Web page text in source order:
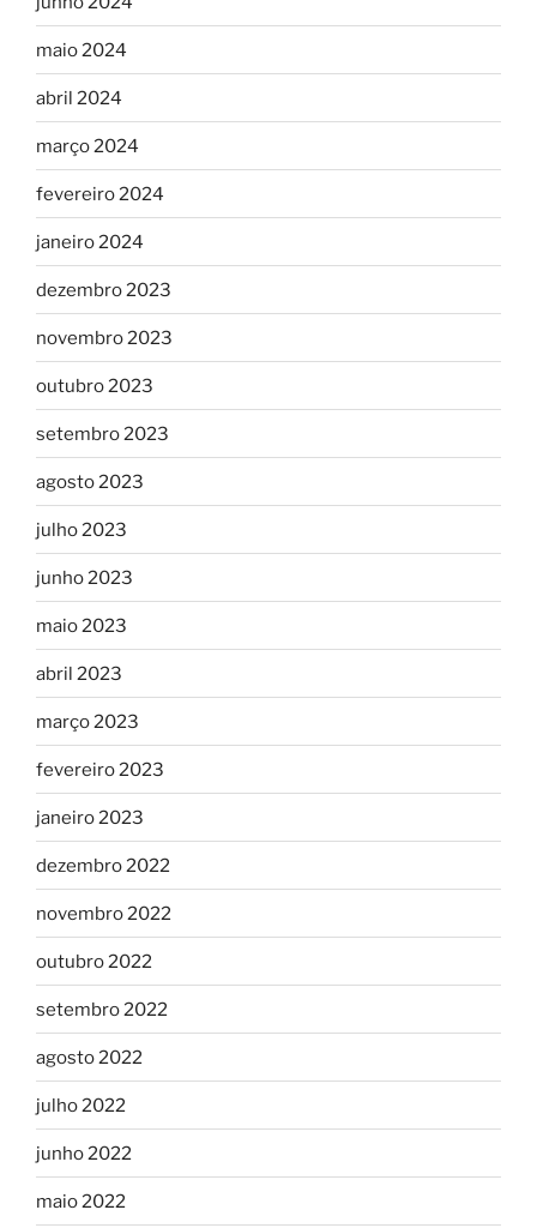
maio 2024
abril 2024
março 2024
fevereiro 2024
janeiro 2024
dezembro 2023
novembro 2023
outubro 2023
setembro 2023
agosto 2023
julho 2023
junho 2023
maio 2023
abril 2023
março 2023
fevereiro 2023
janeiro 2023
dezembro 2022
novembro 2022
outubro 2022
setembro 2022
agosto 2022
julho 2022
junho 2022
maio 2022